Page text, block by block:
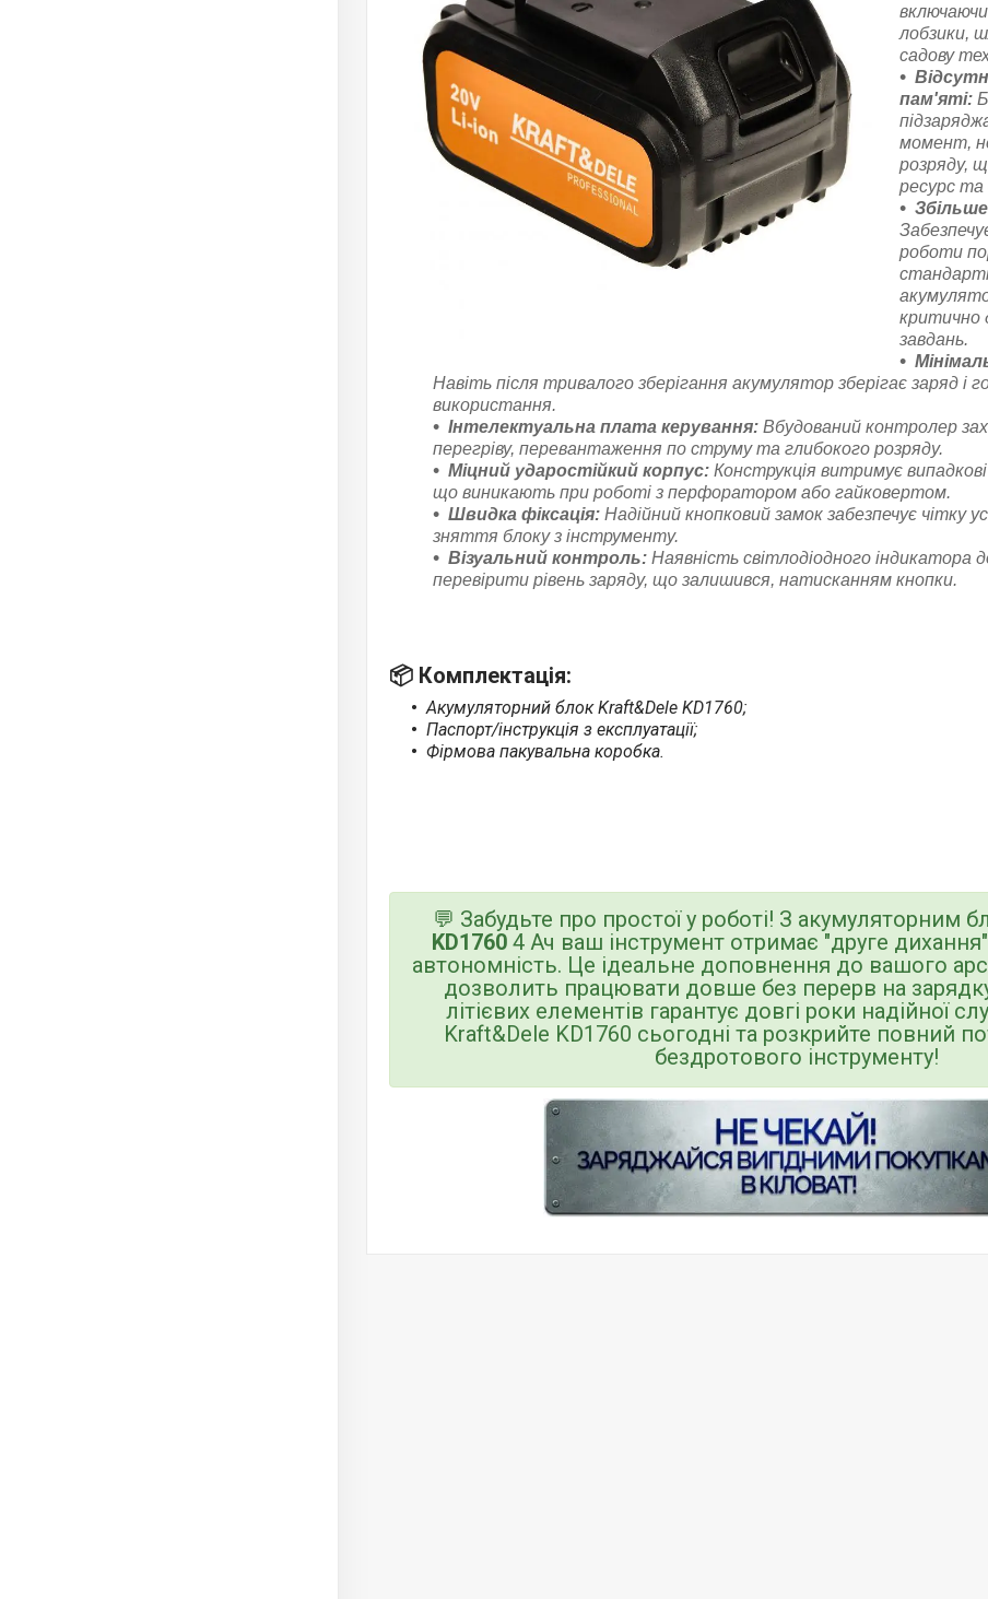
лобзики,
садову
пам'яті:
момент,
розряду,
ресурс та
роботи
критично
завдань.
Навіть після тривалого зберігання акумулятор зберігає заряд і
використання.
Інтелектуальна плата керування: Вбудований контролер
перегріву, перевантаження по струму та глибокого розряду.
Міцний ударостійкий корпус: Конструкція витримує випадкові
що виникають при роботі з перфоратором або гайковертом.
Швидка фіксація: Надійний кнопковий замок забезпечує чітку
зняття блоку з інструменту.
Візуальний контроль: Наявність світлодіодного індикатора
перевірити рівень заряду, що залишився, натисканням кнопки.
📦 Комплектація:
Акумуляторний блок Kraft&Dele KD1760;
Паспорт/інструкція з експлуатації;
Фірмова пакувальна коробка.
💬 Забудьте про простої у роботі! З акумуляторним
KD17604 Ач ваш інструмент отримає "друге
автономність. Це ідеальне доповнення до вашого
дозволить працювати довше без перерв на
літієвих елементів гарантує довгі роки надійної
Kraft&Dele KD1760 сьогодні та розкрийте повний
бездротового інструменту!